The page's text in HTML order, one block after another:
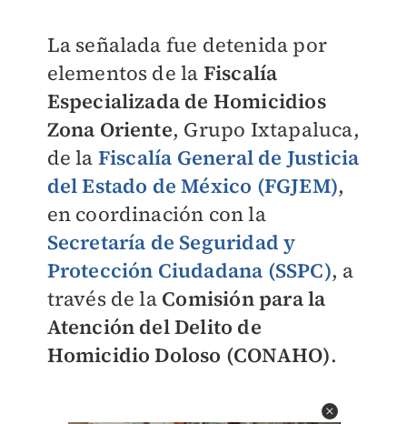
La señalada fue detenida por
elementos de la Fiscalía
Especializada de Homicidios
Zona Oriente, Grupo Ixtapaluca,
de la Fiscalía General de Justicia
del Estado de México (FGJEM),
en coordinación con la
Secretaría de Seguridad y
Protección Ciudadana (SSPC), a
través de la Comisión para la
Atención del Delito de
Homicidio Doloso (CONAHO).